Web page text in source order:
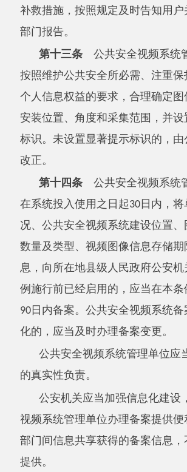
的真实性负责。
公安机关应当加强信息化建设，为
视频系统管理单位办理备案提供便利，
部门间信息共享获得的备案信息，不要
提供。
第十五条 公共安全视频系统管理
履行系统运行安全管理职责，履行网络
据安全和个人信息保护义务，建立健全
泄露等安全技术措施，定期维护设备设
系统连续、稳定、安全运行，确保视频
的原始完整。
公共安全视频系统管理单位委托他
的，应当通过签订安全保密协议等方式
款规定的网络安全、数据安全和个人信
务并监督受托方履行。
第十六条 公共安全视频系统管理单
家秘密、商业秘密、个人隐私和个人信
滥用、泄露。
公共安全视频系统管理单位应当采
施，防止滥用、泄露视频图像信息：
（一）建立系统监看、管理等重要
的入职审查、保密教育、岗位培训等管